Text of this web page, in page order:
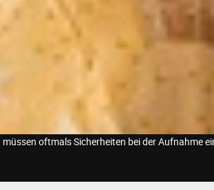
müssen oftmals Sicherheiten bei der Aufnahme